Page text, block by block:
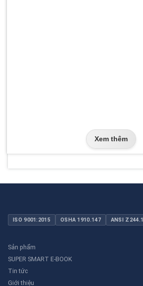
Xem thêm
ISO 9001:2015 OSHA 1910.147 ANSI Z244.1
Sản phẩm
SUPER SMART E-BOOK
Tin tức
Giới thiệu